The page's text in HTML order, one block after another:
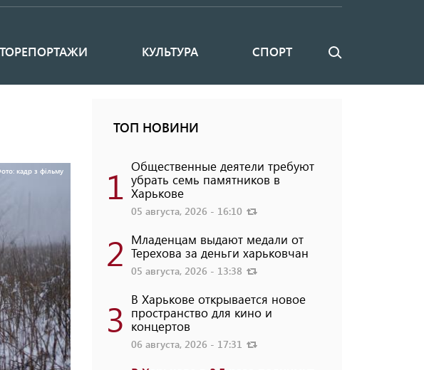
КУЛЬТУРА СПОРТ Поиск
кадр з фільму
ТОП НОВИНИ
1 Общественные деятели требуют
убрать семь памятников в
Харькове
05 августа, 2026 - 16:10
2 Младенцам выдают медали от
Терехова за деньги харьковчан
05 августа, 2026 - 13:38
3 В Харькове открывается новое
пространство для кино и
концертов
06 августа, 2026 - 17:31